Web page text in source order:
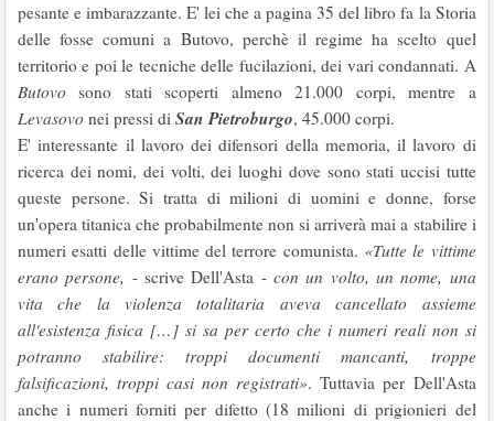
pesante e imbarazzante. E' lei che a pagina 35 del libro fa la Storia
delle fosse comuni a Butovo, perchè il regime ha scelto quel
territorio e poi le tecniche delle fucilazioni, dei vari condannati. A
Butovo sono stati scoperti almeno 21.000 corpi, mentre a
Levasovo nei pressi di San Pietroburgo, 45.000 corpi.
E' interessante il lavoro dei difensori della memoria, il lavoro di
ricerca dei nomi, dei volti, dei luoghi dove sono stati uccisi tutte
queste persone. Si tratta di milioni di uomini e donne, forse
un'opera titanica che probabilmente non si arriverà mai a stabilire i
numeri esatti delle vittime del terrore comunista. «Tutte le vittime
erano persone, - scrive Dell'Asta - con un volto, un nome, una
vita che la violenza totalitaria aveva cancellato assieme
all'esistenza fisica […] si sa per certo che i numeri reali non si
potranno stabilire: troppi documenti mancanti, troppe
falsificazioni, troppi casi non registrati». Tuttavia per Dell'Asta
anche i numeri forniti per difetto (18 milioni di prigionieri del